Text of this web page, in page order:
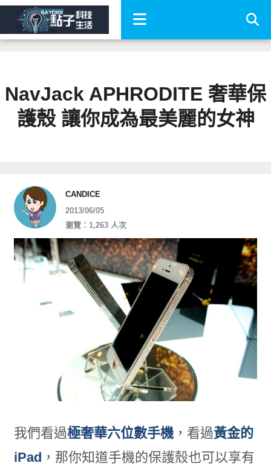
NavJack APHRODITE 奢華保
護殼 讓你成為最美麗的女神
CANDICE
2013/06/05
瀏覽：1,263 人次
我們看過極奢華六位數手機，看過黃金的
iPad ，那你知道手機的保護殼也可以享有